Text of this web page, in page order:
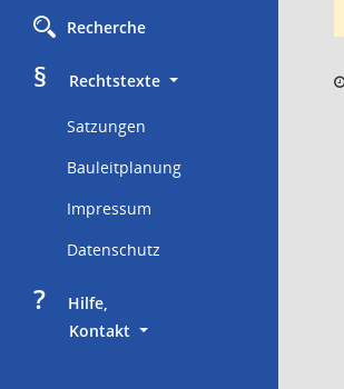
Recherche
§
     Rechtstexte
Satzungen
Bauleitplanung
Impressum
Datenschutz
?
     Hilfe,
Kontakt